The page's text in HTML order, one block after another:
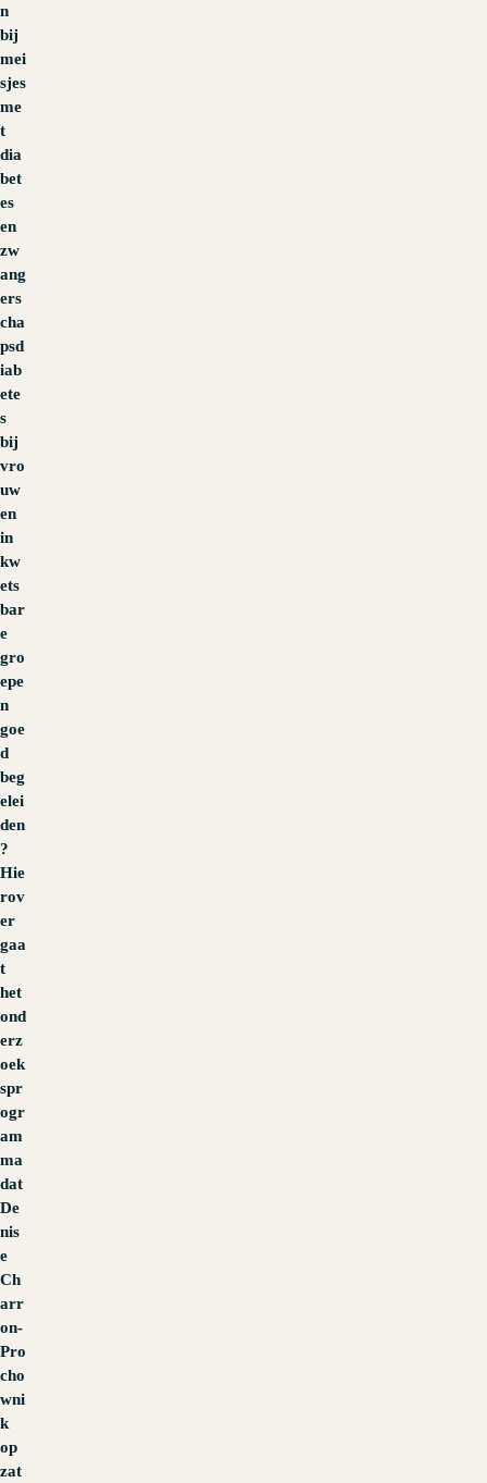
n
bij
mei
sjes
me
t
dia
bet
es
en
zw
ang
ers
cha
psd
iab
ete
s
bij
vro
uw
en
in
kw
ets
bar
e
gro
epe
n
goe
d
beg
elei
den
?
Hie
rov
er
gaa
t
het
ond
erz
oek
spr
ogr
am
ma
dat
De
nis
e
Ch
arr
on-
Pro
cho
wni
k
op
zat